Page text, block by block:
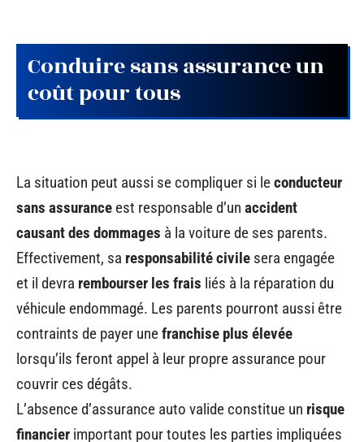
Conduire sans assurance un
coût pour tous
La situation peut aussi se compliquer si leconducteur
sans assurance est responsable d’un accident
causant des dommages à la voiture de ses parents.
Effectivement, sa responsabilité civile sera engagée
et il devra rembourser les frais liés à la réparation du
véhicule endommagé. Les parents pourront aussi être
contraints de payer unefranchise plus élevée
lorsqu’ils feront appel à leur propre assurance pour
couvrir ces dégâts.
L’absence d’assurance auto valide constitue un risque
financier important pour toutes les parties impliquées